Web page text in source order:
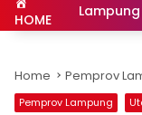
HOME
Home Pemprov
Pemprov Lampung